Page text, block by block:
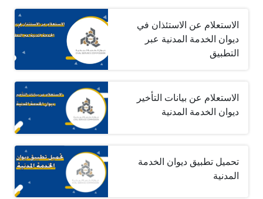
الاستعلام عن الاستئذان في
ديوان الخدمة المدنية عبر
التطبيق
الاستعلام عن بيانات التأخير
ديوان الخدمة المدنية
تحميل تطبيق ديوان الخدمة
المدنية